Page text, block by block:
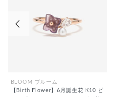
BLOOM ブルーム
【Birth Flower】6月誕生花 K10 ピ
前の画像